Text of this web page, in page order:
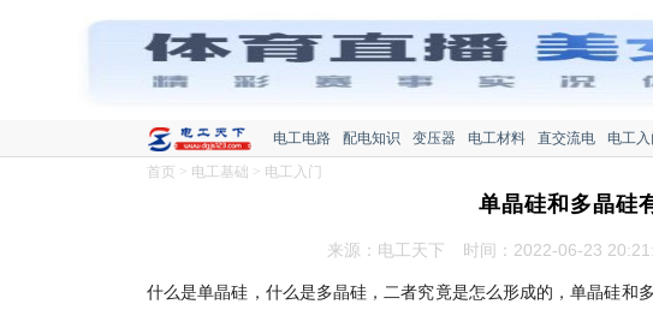
电工电路 配电知识 变压器 电工材料 直交流电 电工入
首页 > 电工基础 > 电工入门
单晶硅和多晶硅
来源：电工天下 时间：2022-06-23
什么是单晶硅，什么是多晶硅，二者究竟是怎么形成的，单晶硅和